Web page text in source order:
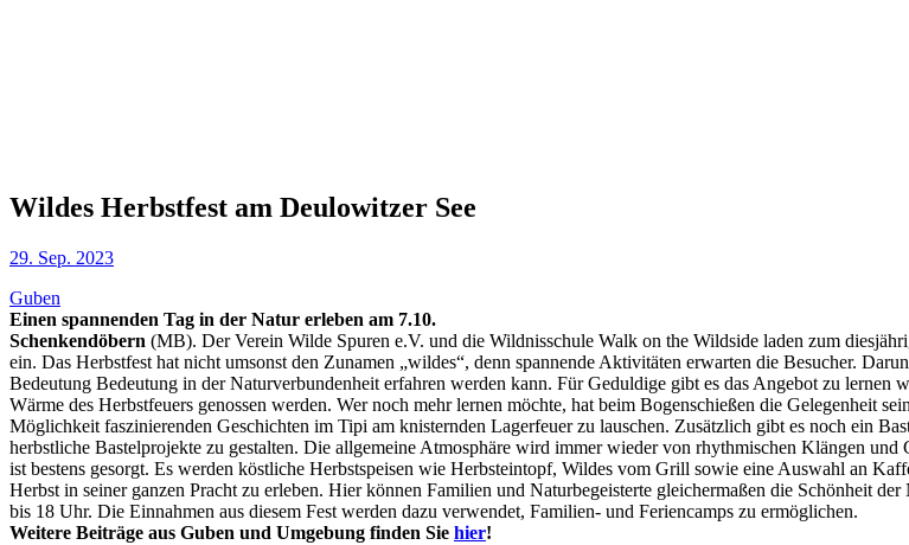
Wildes Herbstfest am Deulowitzer See
29. Sep. 2023
Guben
Einen spannenden Tag in der Natur erleben am 7.10.
Schenkendöbern (MB). Der Verein Wilde Spuren e.V. und die Wildnisschule Walk on the Wildside laden zum
ein. Das Herbstfest hat nicht umsonst den Zunamen „wildes“, denn spannende Aktivitäten erwarten die Besucher.
Bedeutung Bedeutung in der Naturverbundenheit erfahren werden kann. Für Geduldige gibt es das Angebot zu
Wärme des Herbstfeuers genossen werden. Wer noch mehr lernen möchte, hat beim Bogenschießen die Gelegenheit
Möglichkeit faszinierenden Geschichten im Tipi am knisternden Lagerfeuer zu lauschen. Zusätzlich gibt es noch ein
herbstliche Bastelprojekte zu gestalten. Die allgemeine Atmosphäre wird immer wieder von rhythmischen Klängen
ist bestens gesorgt. Es werden köstliche Herbstspeisen wie Herbsteintopf, Wildes vom Grill sowie eine Auswahl an
Herbst in seiner ganzen Pracht zu erleben. Hier können Familien und Naturbegeisterte gleichermaßen die Schönheit
bis 18 Uhr. Die Einnahmen aus diesem Fest werden dazu verwendet, Familien- und Feriencamps zu ermöglichen.
Weitere Beiträge aus Guben und Umgebung finden Sie hier!